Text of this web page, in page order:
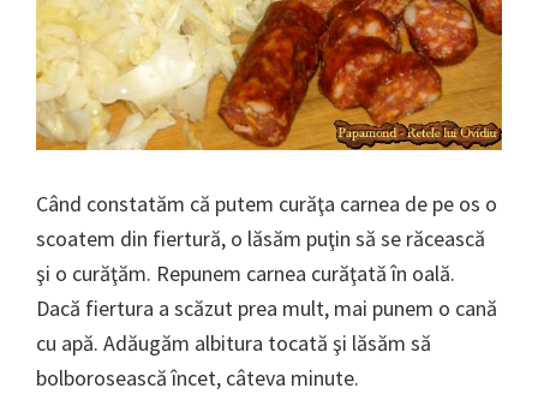
Când constatăm că putem curăţa carnea de pe os o
scoatem din fiertură, o lăsăm puţin să se răcească
şi o curăţăm. Repunem carnea curăţată în oală.
Dacă fiertura a scăzut prea mult, mai punem o cană
cu apă. Adăugăm albitura tocată şi lăsăm să
bolborosească încet, câteva minute.